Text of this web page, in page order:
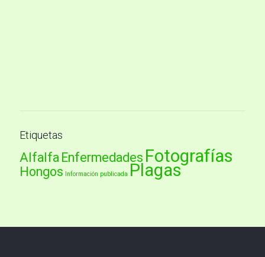
Etiquetas
Alfalfa Enfermedades Fotografías
Hongos Información publicada Plagas